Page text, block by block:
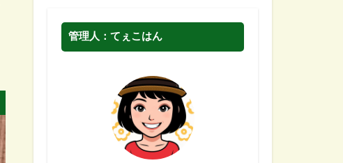
管理人：てぇこはん